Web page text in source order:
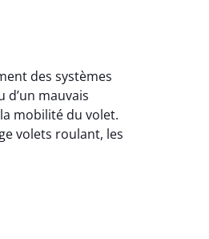
des systèmes
mauvais
mobilité du volet.
volets roulant, les